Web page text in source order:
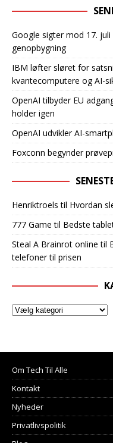
Google sigter mod 17.
genopbygning
IBM løfter sløret for
kvantecomputere og AI-
OpenAI tilbyder EU
holder igen
OpenAI udvikler AI-
Foxconn begynder
Henriktroels til Hvordan
777 Game til Bedste
Steal A Brainrot online til
telefoner til prisen
Om Tech Til Alle
Kontakt
Nyheder
Privatlivspolitik